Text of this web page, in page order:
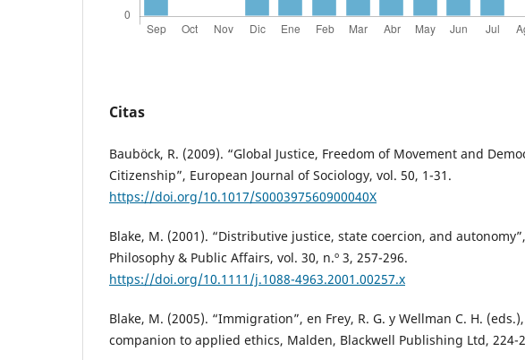
Citas
Bauböck, R. (2009). “Global Justice, Freedom of Movement and
Citizenship”, European Journal of Sociology, vol. 50, 1-31.
https://doi.org/10.1017/S000397560900040X
Blake, M. (2001). “Distributive justice, state coercion, and autonomy”,
Philosophy & Public Affairs, vol. 30, n.º 3, 257-296.
https://doi.org/10.1111/j.1088-4963.2001.00257.x
Blake, M. (2005). “Immigration”, en Frey, R. G. y Wellman C. H.
companion to applied ethics, Malden, Blackwell Publishing Ltd, 224-